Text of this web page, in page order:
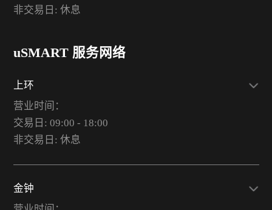
非交易日: 休息
uSMART 服务网络
上环
营业时间：
交易日: 09:00 - 18:00
非交易日: 休息
金钟